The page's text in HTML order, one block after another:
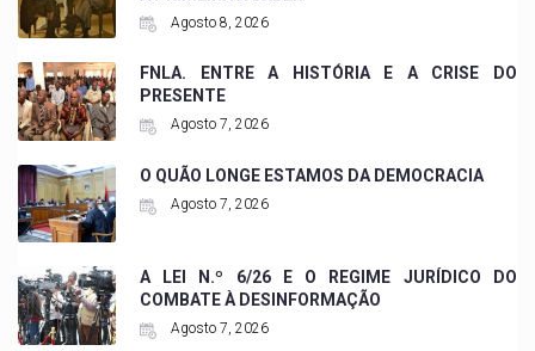
Agosto 8, 2026
FNLA. ENTRE A HISTÓRIA E A CRISE DO
PRESENTE
Agosto 7, 2026
O QUÃO LONGE ESTAMOS DA DEMOCRACIA
Agosto 7, 2026
A LEI N.º 6/26 E O REGIME JURÍDICO DO
COMBATE À DESINFORMAÇÃO
Agosto 7, 2026